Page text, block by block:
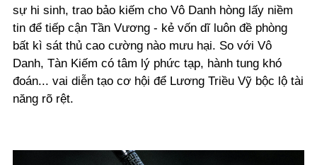
sự hi sinh, trao bảo kiếm cho Vô Danh hòng lấy niềm
tin để tiếp cận Tần Vương - kẻ vốn dĩ luôn đề phòng
bất kì sát thủ cao cường nào mưu hại. So với Vô
Danh, Tàn Kiếm có tâm lý phức tạp, hành tung khó
đoán... vai diễn tạo cơ hội để Lương Triều Vỹ bộc lộ tài
năng rõ rệt.